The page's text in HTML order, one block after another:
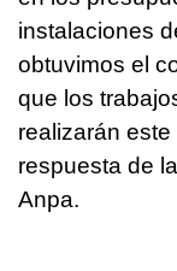
instalaciones
obtuvimos el
que los
realizarán
respuesta de
Anpa.